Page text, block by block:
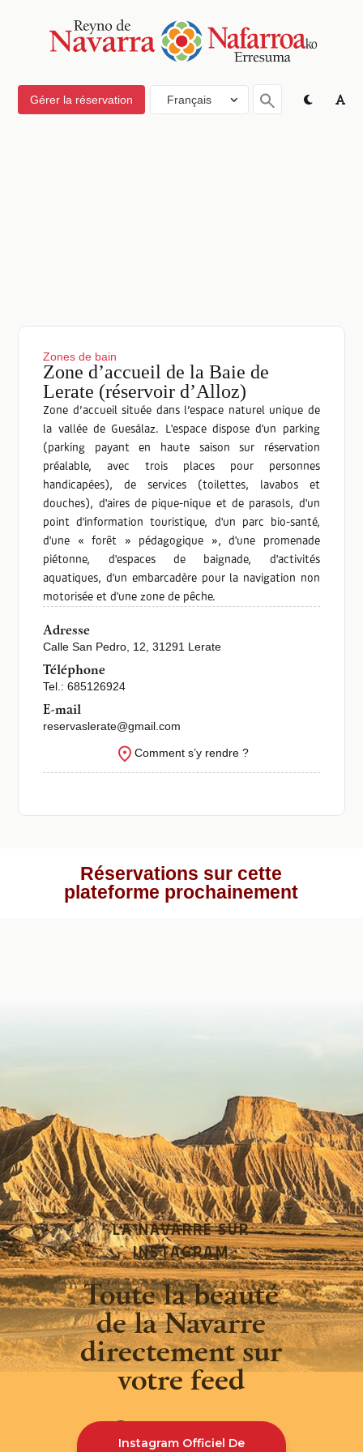
Gérer la réservation Français
Zones de bain
Zone d’accueil de la Baie de
Lerate (réservoir d’Alloz)
Zone d’accueil située dans l’espace naturel unique de
la vallée de Guesálaz. L'espace dispose d'un parking
(parking payant en haute saison sur réservation
préalable, avec trois places pour personnes
handicapées), de services (toilettes, lavabos et
douches), d'aires de pique-nique et de parasols, d'un
point d'information touristique, d'un parc bio-santé,
d'une « forêt » pédagogique », d'une promenade
piétonne, d'espaces de baignade, d'activités
aquatiques, d'un embarcadère pour la navigation non
motorisée et d'une zone de pêche.
Adresse
Calle San Pedro, 12, 31291 Lerate
Téléphone
Tel.: 685126924
E-mail
reservaslerate@gmail.com
Comment s’y rendre ?
Réservations sur cette
plateforme prochainement
LA NAVARRE SUR
INSTAGRAM
Toute la beauté
de la Navarre
directement sur
votre feed
Instagram Officiel De
FACEBOOK INSTAGRAM